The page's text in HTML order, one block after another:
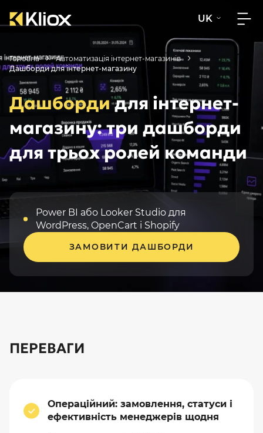
UK
Головна
Автоматизація інтернет-магазинів
Дашборди для інтернет-магазину
Дашбордидля інтернет-
магазину: три дашборди
для трьох ролей команди
Power BI або Looker Studio для
WordPress, OpenCart і Shopify
ЗАМОВИТИ ДАШБОРДИ
ПЕРЕВАГИ
Операційний: замовлення, статуси і
ефективність менеджерів щодня